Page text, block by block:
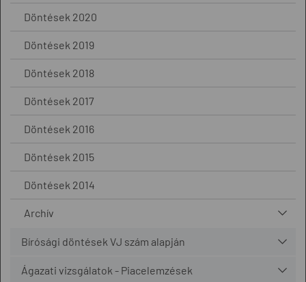
Döntések 2020
Döntések 2019
Döntések 2018
Döntések 2017
Döntések 2016
Döntések 2015
Döntések 2014
Archív
Bírósági döntések VJ szám alapján
Ágazati vizsgálatok - Piacelemzések